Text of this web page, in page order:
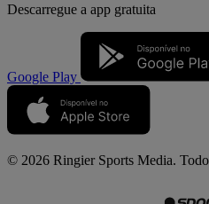
Descarregue a app gratuita
Google Play
© 2026 Ringier Sports Media.